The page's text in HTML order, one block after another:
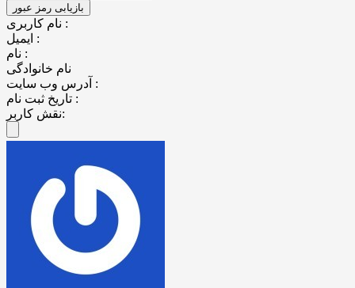
نام کاربری :
ایمیل :
نام :
نام خانوادگی
آدرس وب سایت :
تاریخ ثبت نام :
نقش کاربر: